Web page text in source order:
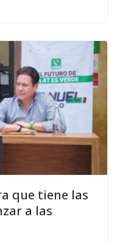
que tiene las
a las